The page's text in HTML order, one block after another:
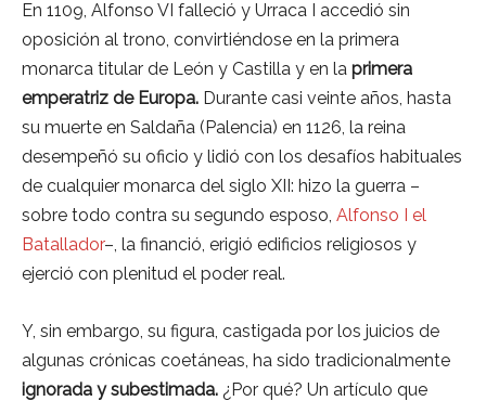
En 1109, Alfonso VI falleció y Urraca I accedió sin
oposición al trono, convirtiéndose en la primera
monarca titular de León y Castilla y en la primera
emperatriz de Europa. Durante casi veinte años, hasta
su muerte en Saldaña (Palencia) en 1126, la reina
desempeñó su oficio y lidió con los desafíos habituales
de cualquier monarca del siglo XII: hizo la guerra –
sobre todo contra su segundo esposo, Alfonso I el
Batallador–, la financió, erigió edificios religiosos y
ejerció con plenitud el poder real.
Y, sin embargo, su figura, castigada por los juicios de
algunas crónicas coetáneas, ha sido tradicionalmente
ignorada y subestimada. ¿Por qué? Un artículo que